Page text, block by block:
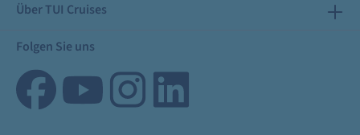
Über TUI Cruises
Folgen Sie uns